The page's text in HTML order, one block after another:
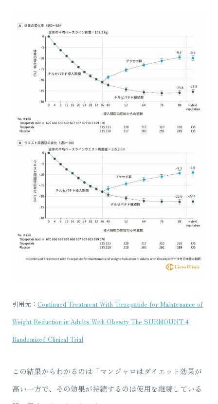
引用元： Continued Treatment With Tirzepatide for Maintenance of
Weight Reduction in Adults With Obesity The SURMOUNT-4
Randomized Clinical Trial
この結果からわかるのは「マンジャロはダイエット効果が
高い一方で、その効果が持続するのは使用を継続している